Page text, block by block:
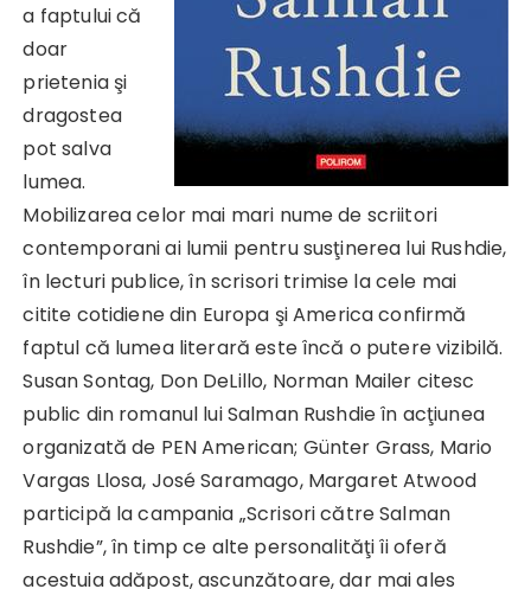
a faptului că
doar
prietenia şi
dragostea
pot salva
lumea.
Mobilizarea celor mai mari nume de scriitori
contemporani ai lumii pentru susţinerea lui Rushdie,
în lecturi publice, în scrisori trimise la cele mai
citite cotidiene din Europa şi America confirmă
faptul că lumea literară este încă o putere vizibilă.
Susan Sontag, Don DeLillo, Norman Mailer citesc
public din romanul lui Salman Rushdie în acţiunea
organizată de PEN American; Günter Grass, Mario
Vargas Llosa, José Saramago, Margaret Atwood
participă la campania „Scrisori către Salman
Rushdie”, în timp ce alte personalităţi îi oferă
acestuia adăpost, ascunzătoare, dar mai ales